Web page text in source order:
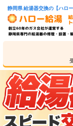
静岡県 給湯器交換の【ハロ